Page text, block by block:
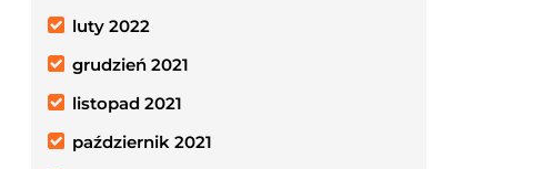
luty 2022
grudzień 2021
listopad 2021
październik 2021